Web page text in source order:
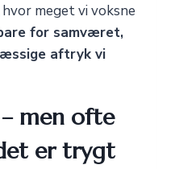
meget vi voksne
for samværet,
aftryk vi
men ofte
er trygt